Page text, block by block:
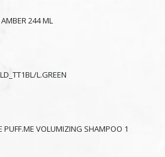
244 ML
L.GREEN
PUFF.ME VOLUMIZING SHAMPOO 1